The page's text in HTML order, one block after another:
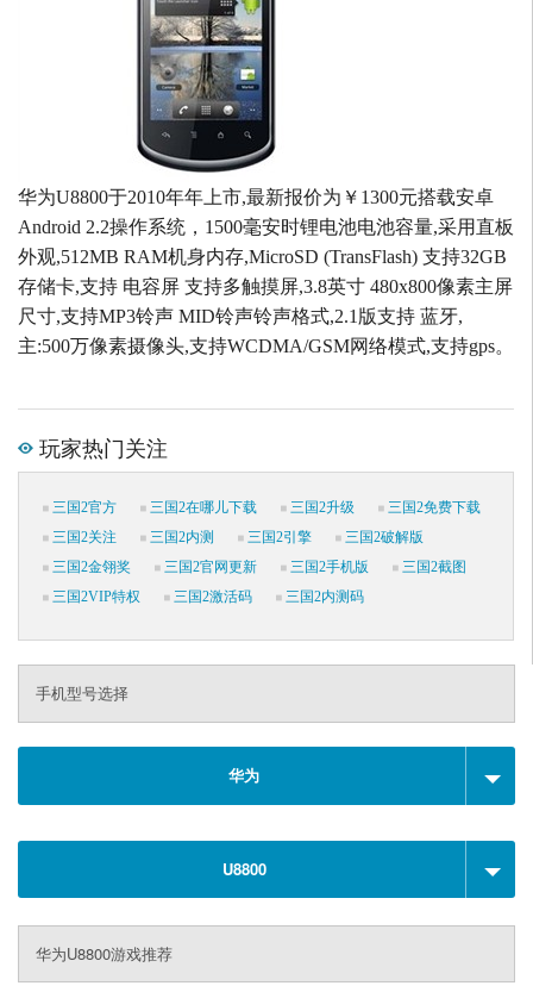
华为U8800于2010年年上市,最新报价为￥1300元搭载安卓
Android 2.2操作系统，1500毫安时锂电池电池容量,采用直板
外观,512MB RAM机身内存,MicroSD (TransFlash) 支持32GB
存储卡,支持 电容屏 支持多触摸屏,3.8英寸 480x800像素主屏
尺寸,支持MP3铃声 MID铃声铃声格式,2.1版支持 蓝牙,
主:500万像素摄像头,支持WCDMA/GSM网络模式,支持gps。
玩家热门关注
三国2官方 三国2在哪儿下载 三国2升级
三国2免费下载
三国2关注
三国2内测 三国2引擎
三国2破解版
三国2金翎奖
三国2官网更新 三国2手机版
三国2截图
三国2VIP特权
三国2激活码 三国2内测码
手机型号选择
华为
U8800
华为U8800游戏推荐